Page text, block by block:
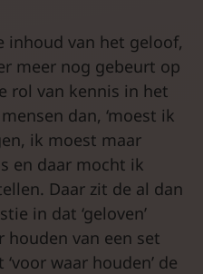
inhoud van het geloof,
meer nog gebeurt op
rol van kennis in het
dan, ‘moest ik
ik moest maar
en daar mocht ik
Daar zit de al dan
in dat ‘geloven’
houden van een set
waar houden’ de